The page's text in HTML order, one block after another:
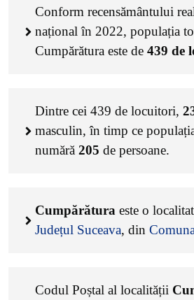
Conform recensământului
național în 2022, populația
Cumpărătura este de 439 de
Dintre cei 439 de locuitori,
masculin, în timp ce
numără 205 de persoane.
Cumpărătura este o
Județul Suceava, din
Codul Poștal al localității